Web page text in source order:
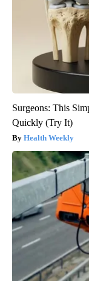
Surgeons: This
Quickly (Try It)
Health Weekly